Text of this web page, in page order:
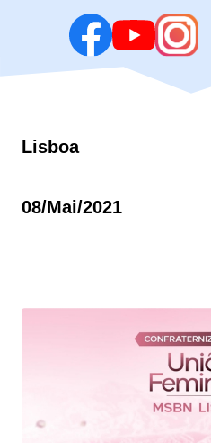
Lisboa
08/mai/2021